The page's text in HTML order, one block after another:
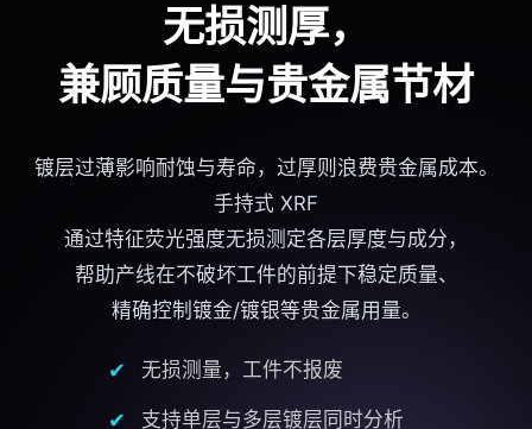
无损测厚，
兼顾质量与贵金属节材
镀层过薄影响耐蚀与寿命，过厚则浪费贵金属成本。
手持式 XRF
通过特征荧光强度无损测定各层厚度与成分，
帮助产线在不破坏工件的前提下稳定质量、
精确控制镀金/镀银等贵金属用量。
无损测量，工件不报废
支持单层与多层镀层同时分析